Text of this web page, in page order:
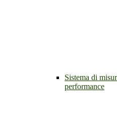
Sistema di
performance